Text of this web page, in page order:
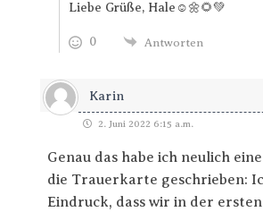
Liebe Grüße, Hale☺🌼🌻💚
0 Antworten
Karin
2. Juni 2022 6:15 a.m.
Genau das habe ich neulich
die Trauerkarte geschrieben:
Eindruck, dass wir in der